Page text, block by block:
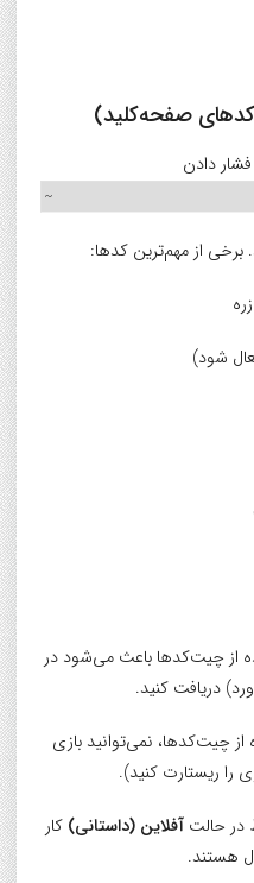
فشار دادن
~
برخی از مهم‌ترین کدها:
شود)
از چیت‌کدها باعث می‌شود در
از چیت‌کدها، نمی‌توانید بازی
را ریستارت کنید).
در حالت آفلاین (داستانی) کار
هستند.